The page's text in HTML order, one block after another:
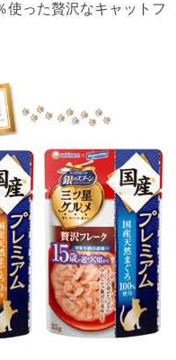
使った贅沢なキャットフ